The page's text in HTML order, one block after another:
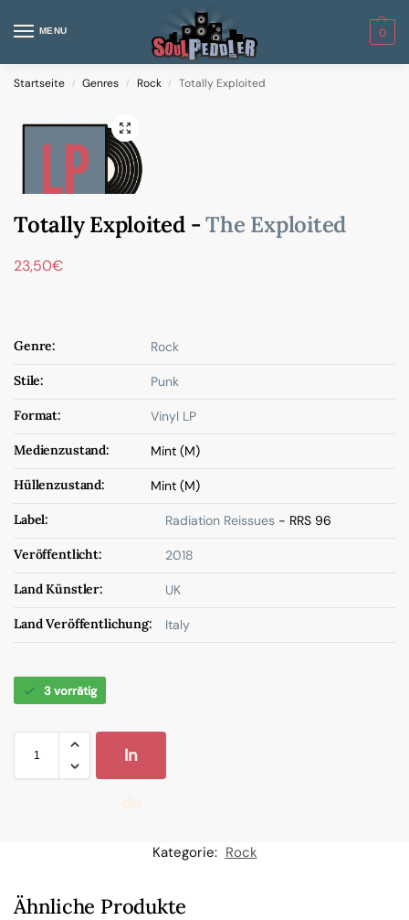
MENU 0
Startseite / Genres / Rock / Totally Exploited
Totally Exploited -The Exploited
23,50€
Genre: Rock
Stile: Punk
Format: Vinyl LP
Medienzustand: Mint (M)
Hüllenzustand: Mint (M)
Label: Radiation Reissues - RRS 96
Veröffentlicht: 2018
Land Künstler: UK
Land Veröffentlichung: Italy
3 vorrätig
In
W
Kategorie: Rock
Ähnliche Produkte